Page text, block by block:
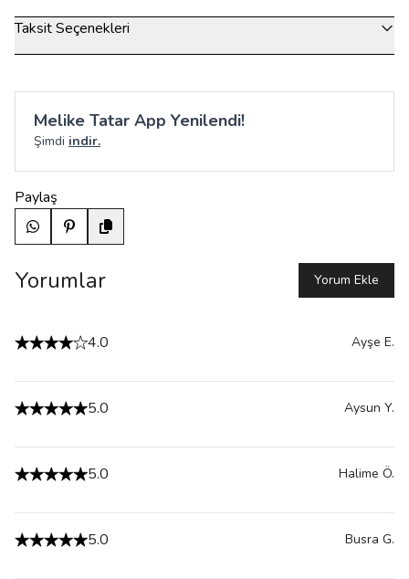
Taksit Seçenekleri
Melike Tatar App Yenilendi!
Şimdi indir.
Paylaş
Yorumlar Yorum Ekle
4.0 Ayşe E.
5.0 Aysun Y.
5.0 Halime Ö.
5.0 Busra G.